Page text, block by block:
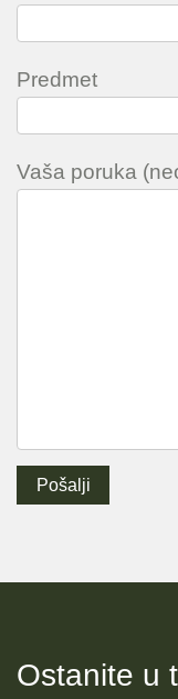
Predmet
Vaša poruka
Ostanite u